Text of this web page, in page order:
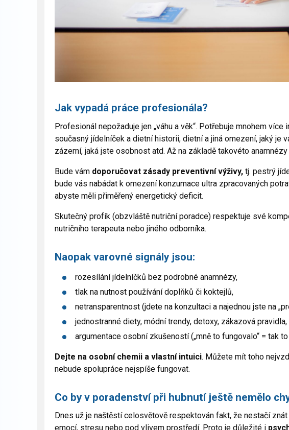
Jak vypadá práce profesionála?
Profesionál nepožaduje jen „váhu a věk“. Potřebuje mnohem
současný jídelníček a dietní historii, dietní a jiná omezení, jaký je
zázemí, jaká jste osobnost atd. Až na základě takovéto anamnézy
Bude vám doporučovat zásady preventivní výživy, tj. pestrý
bude vás nabádat k omezení konzumace ultra zpracovaných
abyste měli přiměřený energetický deficit.
Skutečný profík (obzvláště nutriční poradce) respektuje své
nutričního terapeuta nebo jiného odborníka.
Naopak varovné signály jsou:
rozesílání jídelníčků bez podrobné anamnézy,
tlak na nutnost používání doplňků či koktejlů,
netransparentnost (jdete na konzultaci a najednou jste na
jednostranné diety, módní trendy, detoxy, zákazová pravidla,
argumentace osobní zkušeností („mně to fungovalo“ = tak to
Dejte na osobní chemii a vlastní intuici. Můžete mít toho
nebude spolupráce nejspíše fungovat.
Co by v poradenství při hubnutí ještě nemělo
Dnes už je naštěstí celosvětově respektován fakt, že nestačí
emocí, stresu nebo pod vlivem prostředí. Proto je důležité i